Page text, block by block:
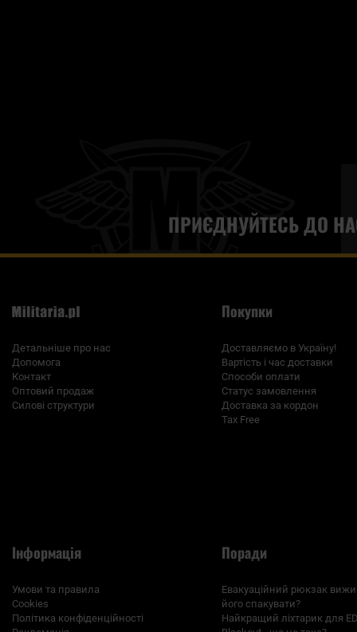
ПРИЄДНУЙТЕСЬ ДО
Детальніше про нас
Допомога
Контакт
Оптовий продаж
Силові структури
Покупки
Доставляємо в Україну!
Вартість і час доставки
Способи оплати
Статус замовлення
Доставка за кордон
Tax Free
Інформація
Умови та правила
Cookies
Політика конфіденційності
Поради
Евакуаційний рюкзак
його спакувати?
Найкращий ліхтарик для